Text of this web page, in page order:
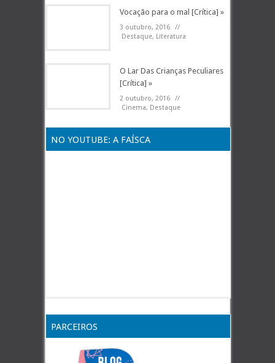
Vocação para o mal [Crítica] »
3 outubro, 2016
//
Destaque, Literatura
O Lar Das Crianças Peculiares
[Crítica] »
2 outubro, 2016
//
Cinema, Destaque
NO YOUTUBE: A FAÍSCA
PARCEIROS